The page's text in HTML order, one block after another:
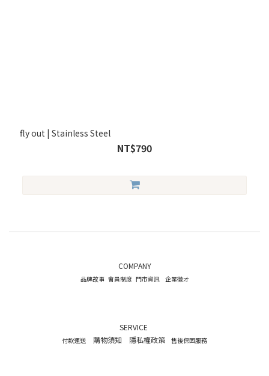
fly out | Stainless Steel
NT$790
COMPANY
品牌故事 會員制度 門市資訊 企業徵才
SERVICE
付款運送 購物須知 隱私權政策 售後保固服務